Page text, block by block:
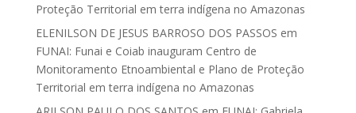
Proteção Territorial em terra indígena no Amazonas
ELENILSON DE JESUS BARROSO DOS PASSOS em
FUNAI: Funai e Coiab inauguram Centro de
Monitoramento Etnoambiental e Plano de Proteção
Territorial em terra indígena no Amazonas